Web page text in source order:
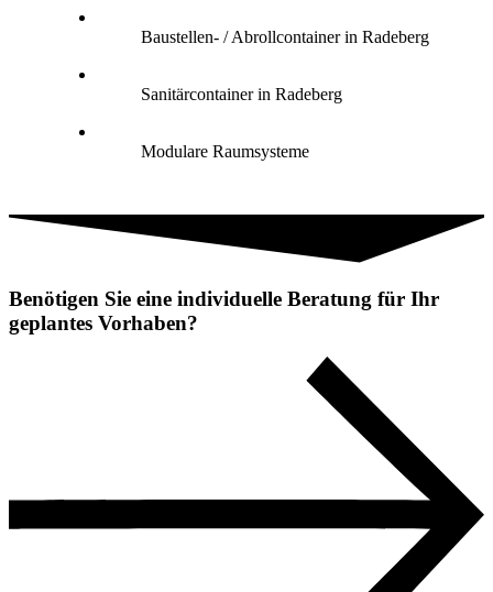
Baustellen- / Abrollcontainer in Radeberg
Sanitärcontainer in Radeberg
Modulare Raumsysteme
Benötigen Sie eine individuelle Beratung für Ihr
geplantes Vorhaben?